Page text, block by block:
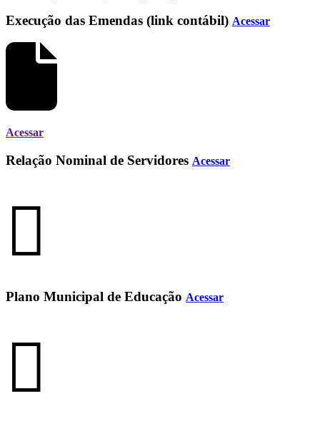
Execução das Emendas (link contábil) Acessar
Acessar
Relação Nominal de Servidores Acessar
Plano Municipal de Educação Acessar